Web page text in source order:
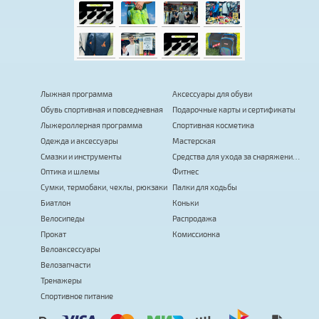
Лыжная программа
Обувь спортивная и повседневная
Лыжероллерная программа
Одежда и аксессуары
Смазки и инструменты
Оптика и шлемы
Сумки, термобаки, чехлы, рюкзаки
Биатлон
Велосипеды
Прокат
Велоаксессуары
Велозапчасти
Тренажеры
Спортивное питание
Аксессуары для обуви
Подарочные карты и сертификаты
Спортивная косметика
Мастерская
Средства для ухода за снаряжением
Фитнес
Палки для ходьбы
Коньки
Распродажа
Комиссионка